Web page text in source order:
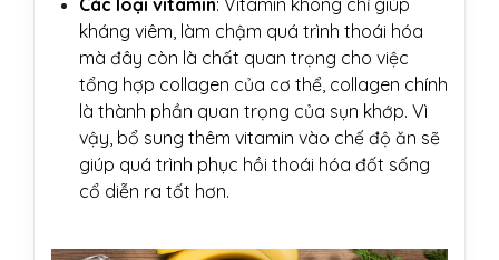
kháng viêm, làm chậm quá trình thoái hóa
mà đây còn là chất quan trọng cho việc
tổng hợp collagen của cơ thể, collagen chính
là thành phần quan trọng của sụn khớp. Vì
vậy, bổ sung thêm vitamin vào chế độ ăn sẽ
giúp quá trình phục hồi thoái hóa đốt sống
cổ diễn ra tốt hơn.